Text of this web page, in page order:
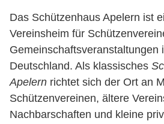
Das Schützenhaus Apelern ist
Vereinsheim für
Gemeinschaftsveranstaltungen
Deutschland. Als klassisches
Apelern richtet sich der Ort an
Schützenvereinen, ältere
Nachbarschaften und kleine